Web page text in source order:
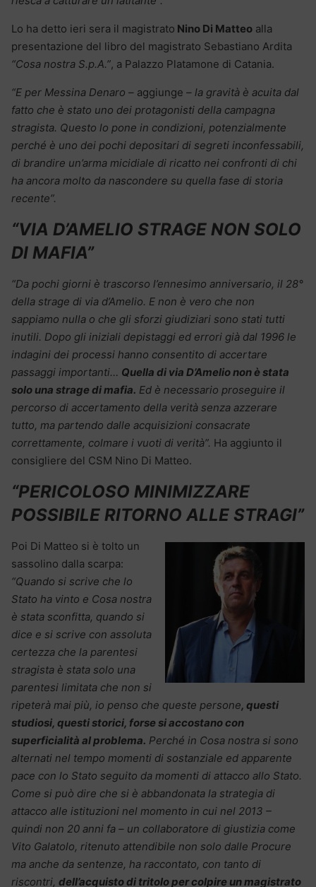
Lo ha detto ieri sera il magistrato Nino Di Matteo alla
presentazione del libro del magistrato Sebastiano Ardita
“Cosa nostra S.p.A.”, a Palazzo Platamone di Catania.
“E per Messina Denaro – aggiunge – la gravità è acuita dal
fatto che è stato uno dei protagonisti della campagna
stragista. Questo lo pone in condizioni, potenzialmente
perché è uno dei pochi depositari di segreti inconfessabili,
di brandire un’arma micidiale di ricatto nei confronti di chi
ha ancora molto da nascondere su quella fase di storia
recente”.
“VIA D’AMELIO STRAGE NON SOLO
DI MAFIA”
“Da pochi giorni è trascorso l’ennesimo anniversario, il 28°
della strage di via d’Amelio. E non è vero che non
sappiamo nulla o che gli sforzi giudiziari sono stati tutti
inutili. Dopo gli iniziali depistaggi ed errori già dal 1996 le
indagini dei processi hanno consentito di accertare
passaggi importanti… Quella di via D’Amelio non è stata
solo una strage di mafia. Ed è necessario proseguire il
percorso di accertamento della verità senza azzerare
tutto, ma partendo dalle acquisizioni consacrate
correttamente, colmare i vuoti di verità”. Ha aggiunto il
consigliere del CSM Nino Di Matteo.
“PERICOLOSO MINIMIZZARE
POSSIBILE RITORNO ALLE STRAGI”
Poi Di Matteo si è tolto un
sassolino dalla scarpa:
“Quando si scrive che lo
Stato ha vinto e Cosa nostra
è stata sconfitta, quando si
dice e si scrive con assoluta
certezza che la parentesi
stragista è stata solo una
parentesi limitata che non si
ripeterà mai più, io penso che queste persone, questi
studiosi, questi storici, forse si accostano con
superficialità al problema. Perché in Cosa nostra si sono
alternati nel tempo momenti di sostanziale ed apparente
pace con lo Stato seguito da momenti di attacco allo Stato.
Come si può dire che si è abbandonata la strategia di
attacco alle istituzioni nel momento in cui nel 2013 –
quindi non 20 anni fa – un collaboratore di giustizia come
Vito Galatolo, ritenuto attendibile non solo dalle Procure
ma anche da sentenze, ha raccontato, con tanto di
riscontri, dell’acquisto di tritolo per colpire un magistrato